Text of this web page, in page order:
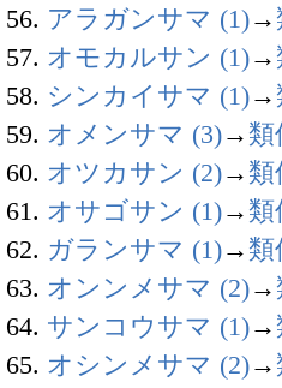
56. アラガンサマ (1)→
57. オモカルサン (1)→
58. シンカイサマ (1)→
59. オメンサマ (3)→ 類
60. オツカサン (2)→ 類
61. オサゴサン (1)→ 類
62. ガランサマ (1)→ 類
63. オンンメサマ (2)→
64. サンコウサマ (1)→
65. オシンメサマ (2)→